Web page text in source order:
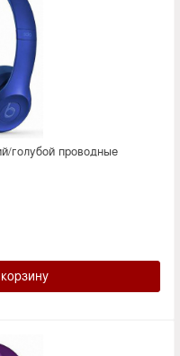
голубой проводные